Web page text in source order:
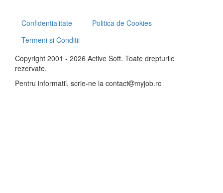
Confidentialitate
Politica de Cookies
Termeni si Conditii
Copyright 2001 - 2026 Active Soft. Toate drepturile
rezervate.
Pentru informatii, scrie-ne la contact myjob.ro